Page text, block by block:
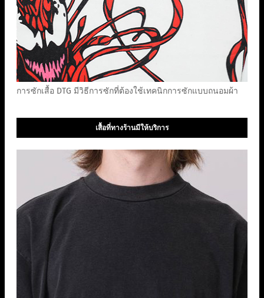
การซักเสื้อ DTG มีวิธีการซักที่ต้องใช้เทคนิกการซักแบบถนอมผ้า
เสื้อที่ทางร้านมีให้บริการ